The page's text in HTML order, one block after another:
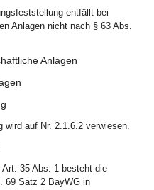
entfällt bei
Anlagen nicht nach § 63 Abs.
Anlagen
wird auf Nr. 2.1.6.2 verwiesen.
Art. 35 Abs. 1 besteht die
69 Satz 2 BayWG in